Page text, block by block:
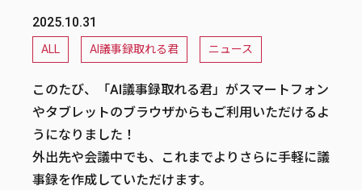
2025.10.31
ALL AI議事録取れる君 ニュース
このたび、「AI議事録取れる君」がスマートフォン
やタブレットのブラウザからもご利用いただけるよ
うになりました！
外出先や会議中でも、これまでよりさらに手軽に議
事録を作成していただけます。